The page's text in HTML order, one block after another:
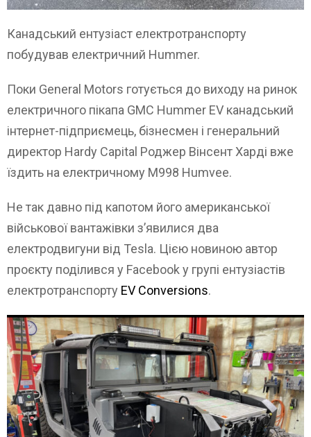
Канадський ентузіаст електротранспорту
побудував електричний Hummer.
Поки General Motors готується до виходу на ринок
електричного пікапа GMC Hummer EV канадський
інтернет-підприємець, бізнесмен і генеральний
директор Hardy Capital Роджер Вінсент Харді вже
їздить на електричному M998 Humvee.
Не так давно під капотом його американської
військової вантажівки з’явилися два
електродвигуни від Tesla. Цією новиною автор
проєкту поділився у Facebook у групі ентузіастів
електротранспорту EV Conversions.